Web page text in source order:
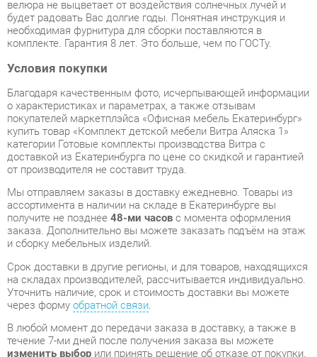
Условия покупки
Благодаря качественным фото, исчерпывающей информации
о характеристиках и параметрах, а также отзывам
покупателей маркетплэйса «Офисная мебель Екатеринбург»
купить товар «Комплект детской мебели Витра Аляска 1»
категории Готовые комплекты производства Витра с
доставкой из Екатеринбурга по цене со скидкой и гарантией
от производителя не составит труда.
Мы отправляем заказы в доставку ежедневно. Товары из
ассортимента в наличии на складе в Екатеринбурге вы
получите не позднее48-ми часовс момента оформления
заказа. Дополнительно вы можете заказать подъём на этаж
и сборку мебельных изделий.
Срок доставки в другие регионы, и для товаров, находящихся
на складах производителей, рассчитывается индивидуально.
Уточнить наличие, срок и стоимость доставки вы можете
через формуобратной связи.
В любой момент до передачи заказа в доставку, а также в
течение 7-ми дней после получения заказа вы можете
изменить выборили принять решение об отказе от покупки.
Несмотря на качественную упаковку, готовые комплекты
могут быть повреждены при транспортировке. Если Вы
заметили дефект при приёме - мы заменим поврежденную
деталь.Повторная доставкатовара -бесплатна.